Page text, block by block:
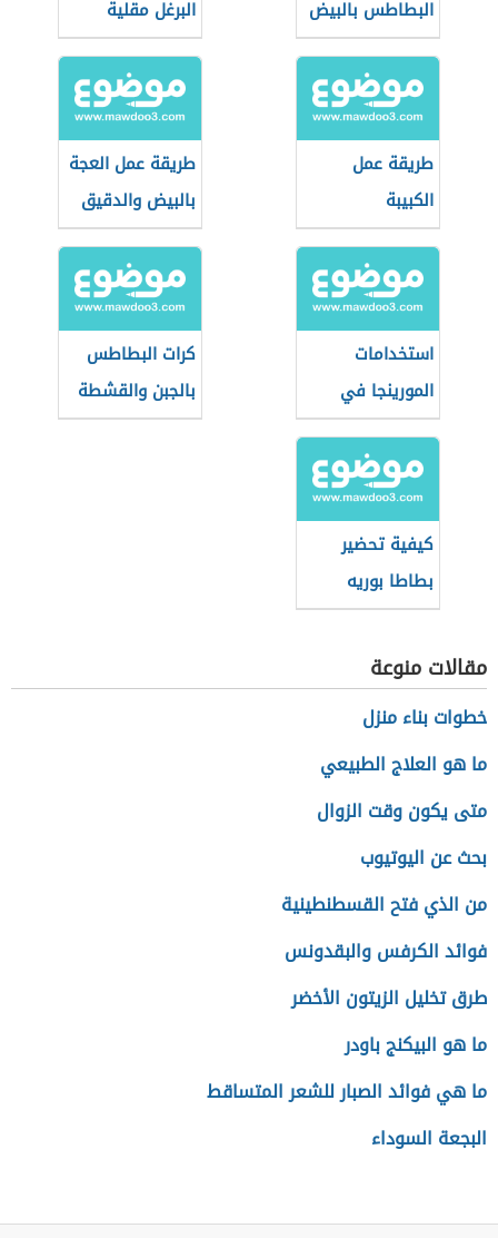
البطاطس بالبيض
البرغل مقلية
طريقة عمل
الكبيبة
طريقة عمل العجة
بالبيض والدقيق
استخدامات
المورينجا في
وصفات الطعام
كرات البطاطس
بالجبن والقشطة
كيفية تحضير
بطاطا بوريه
مقالات منوعة
خطوات بناء منزل
ما هو العلاج الطبيعي
متى يكون وقت الزوال
بحث عن اليوتيوب
من الذي فتح القسطنطينية
فوائد الكرفس والبقدونس
طرق تخليل الزيتون الأخضر
ما هو البيكنج باودر
ما هي فوائد الصبار للشعر المتساقط
البجعة السوداء